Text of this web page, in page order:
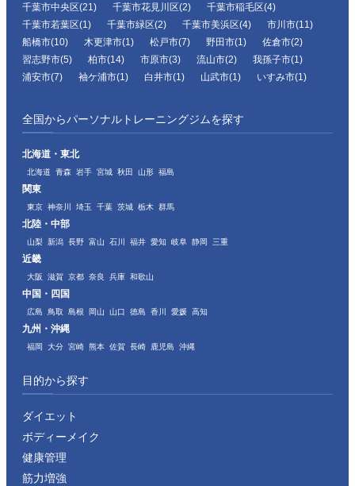
千葉市中央区(21) 千葉市花見川区(2)
千葉市稲毛区(4)
千葉市若葉区(1)
千葉市緑区(2) 千葉市美浜区(4)
市川市(11)
船橋市(10)
木更津市(1) 松戸市(7) 野田市(1)
佐倉市(2)
習志野市(5)
柏市(14) 市原市(3) 流山市(2)
我孫子市(1)
浦安市(7)
袖ケ浦市(1) 白井市(1) 山武市(1) いすみ市(1)
全国からパーソナルトレーニングジムを探す
北海道・東北
北海道 青森 岩手 宮城 秋田 山形 福島
関東
東京 神奈川 埼玉 千葉 茨城 栃木 群馬
北陸・中部
山梨 新潟 長野 富山 石川 福井 愛知 岐阜 静岡 三重
近畿
大阪 滋賀 京都 奈良 兵庫 和歌山
中国・四国
広島 鳥取 島根 岡山 山口 徳島 香川 愛媛 高知
九州・沖縄
福岡 大分 宮崎 熊本 佐賀 長崎 鹿児島 沖縄
目的から探す
ダイエット
ボディーメイク
健康管理
筋力増強